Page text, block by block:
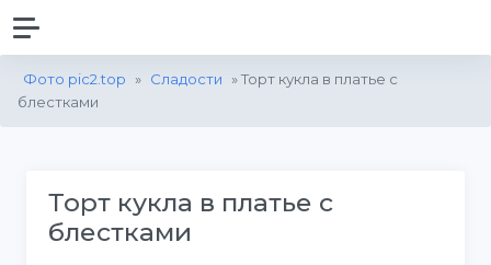
Фото pic2.top » Сладости
» Торт кукла в платье с
блестками
Торт кукла в платье с
блестками